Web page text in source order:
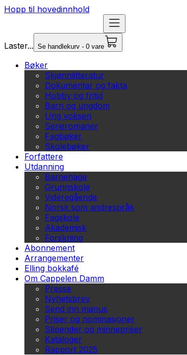
Hopp til hovedinnhold
Laster... Se handlekurv - 0 vare
Bøker
Skjønnlitteratur
Dokumentar og fakta
Hobby og fritid
Barn og ungdom
Ung voksen
Serieromaner
Fagbøker
Skolebøker
Forfattere
Utdanning
Barnehage
Grunnskole
Videregående
Norsk som andrespråk
Fagskole
Akademisk
Forskning
Abonnement
Arrangementer
Elling bokkafé
Om Cappelen Damm
Presse
Nyhetsbrev
Send inn manus
Priser og nominasjoner
Stipender og minnepriser
Kataloger
Rapport 2025